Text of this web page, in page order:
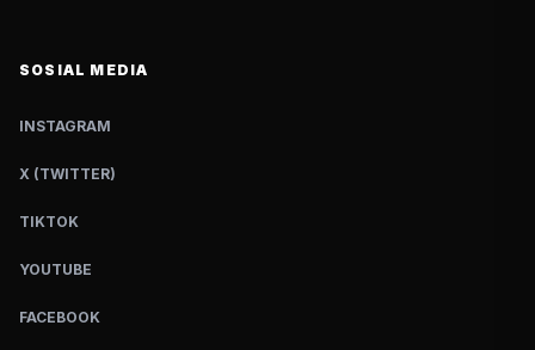
SOSIAL MEDIA
INSTAGRAM
X (TWITTER)
TIKTOK
YOUTUBE
FACEBOOK